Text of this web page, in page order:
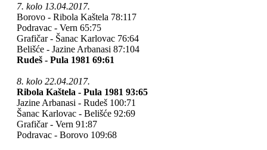
7. kolo 13.04.2017.
Borovo - Ribola Kaštela 78:117
Podravac - Vern 65:75
Grafičar - Šanac Karlovac 76:64
Belišće - Jazine Arbanasi 87:104
Rudeš - Pula 1981 69:61
8. kolo 22.04.2017.
Ribola Kaštela - Pula 1981 93:65
Jazine Arbanasi - Rudeš 100:71
Šanac Karlovac - Belišće 92:69
Grafičar - Vern 91:87
Podravac - Borovo 109:68